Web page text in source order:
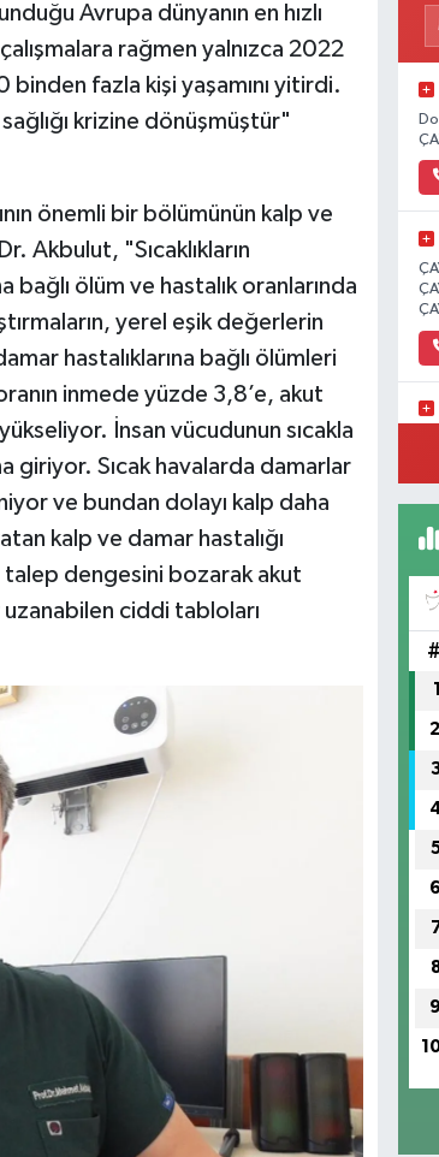
Avrupa dünyanın en hızlı
rağmen yalnızca 2022
binden fazla kişi yaşamını yitirdi.
krizine dönüşmüştür"
önemli bir bölümünün kalp ve
Akbulut, "Sıcaklıkların
ölüm ve hastalık oranlarında
yerel eşik değerlerin
hastalıklarına bağlı ölümleri
inmede yüzde 3,8’e, akut
İnsan vücudunun sıcakla
giriyor. Sıcak havalarda damarlar
ve bundan dolayı kalp daha
kalp ve damar hastalığı
dengesini bozarak akut
ciddi tabloları
#
1
2
6
9